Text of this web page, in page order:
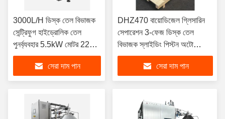
3000L/H ডিস্ক তেল বিভাজক
সেন্ট্রিফুগ হাইড্রোলিক তেল
পুনর্ব্যবহার 5.5kW মোটর 220V
পোর্টেবল কর্মশালা ট্রলি ডিজাইন
সেরা দাম পান
DHZ470 বায়োডিজেল গ্লিসারিন
সেপারেশন 3-ফেজ ডিস্ক তেল
বিভাজক স্লাইডিং পিস্টন অটো
ডিসচার্জ 37KW মোটর
সেরা দাম পান